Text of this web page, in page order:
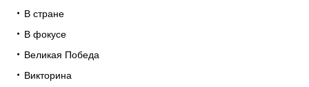
В стране
В фокусе
Великая Победа
Викторина